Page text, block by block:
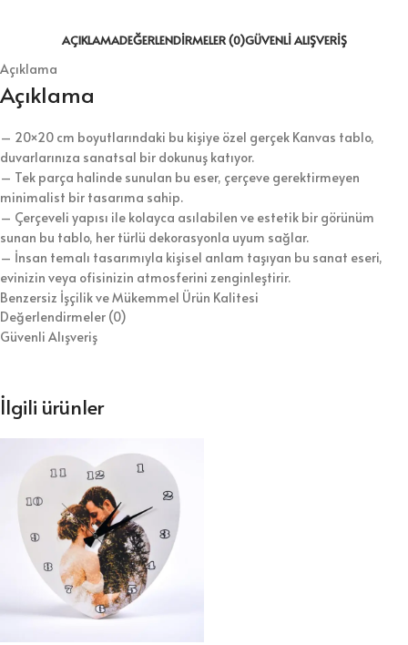
AÇIKLAMADEĞERLENDIRMELER (0)GÜVENLI ALIŞVERIŞ
Açıklama
Açıklama
– 20×20 cm boyutlarındaki bu kişiye özel gerçek Kanvas tablo,
duvarlarınıza sanatsal bir dokunuş katıyor.
– Tek parça halinde sunulan bu eser, çerçeve gerektirmeyen
minimalist bir tasarıma sahip.
– Çerçeveli yapısı ile kolayca asılabilen ve estetik bir görünüm
sunan bu tablo, her türlü dekorasyonla uyum sağlar.
– İnsan temalı tasarımıyla kişisel anlam taşıyan bu sanat eseri,
evinizin veya ofisinizin atmosferini zenginleştirir.
Benzersiz İşçilik ve Mükemmel Ürün Kalitesi
Dekormas kalitesine sahip tablolarımız tamamen müşterilerimizin
istekleri ve memnuniyetleri düşünülerek en iyi
Baskı sonrası özel vernik kaplama sayesinde tablolar toz ve nemden
etkilenmeden yumuşak bir bez ile
temizlenebilir.
Tablolarınızın temizliği kolaydır. Tüm ortamlarda tablolarınız ilk
günkü özelliğini koruyarak
yıllarca kullanılabilir.
Şaselerimiz 3 cm kalınlığında özel olarak kurutulmuş ağaçtan
üretilir.
Değerlendirmeler (0)
Güvenli Alışveriş
İlgili ürünler